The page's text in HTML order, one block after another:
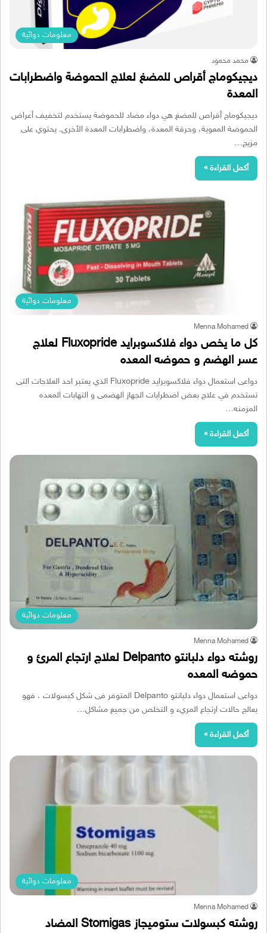
معلومات دوائية
محمد محمود
ديجيكوماج أقراص للمضغ لعلاج الحموضة واضطرابات
المعدة
ديجيكوماج أقراص للمضغ هي دواء مضاد للحموضة يستخدم لتخفيف أعراض
الحموضة المعوية، وحرقة المعدة، واضطرابات المعدة الأخرى. يحتوي على
مزيج…
أكمل القراءة »
معلومات دوائية
Menna Mohamed
كل ما يخص دواء فلاكسوبرايد Fluxopride لعلاج
عسر الهضم و حموضه المعده
دواعى استعمال دواء فلاكسوبرايد Fluxopride الذي يعتبر احد العلاجات التى
تستخدم في علاج بعض اضطرابات الجهاز الهضمى و التهابات المعده
المزمنه…
أكمل القراءة »
معلومات دوائية
Menna Mohamed
روشته دواء دلبانتو Delpanto لعلاج ارتجاع المرئ و
حموضه المعده
دواعى استعمال دواء دلبانتو Delpanto المتوفر فى شكل كبسولات ، فهو
يعالج حالات ارتجاع المريء و التخلص من جميع مشاكل…
أكمل القراءة »
معلومات دوائية
Menna Mohamed
روشته كبسولات ستوميجاز Stomigas المضاد